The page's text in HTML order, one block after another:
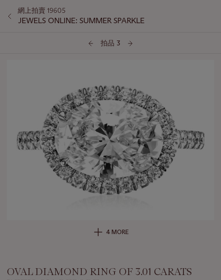
網上拍賣 19605
JEWELS ONLINE: SUMMER SPARKLE
拍品 3
4 MORE
OVAL DIAMOND RING OF 3.01 CARATS